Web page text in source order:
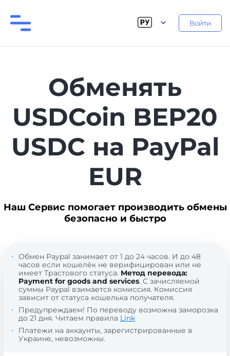
Войти
Обменять
USDCoin BEP20
USDC на PayPal
EUR
Наш Сервис помогает производить обмены
безопасно и быстро
Обмен Paypal занимает от 1 до 24 часов. И до 48
часов если кошелёк не верифицирован или не
имеет Трастового статуса. Метод перевода:
Payment for goods and services. С зачисляемой
суммы Paypal взимается комиссия. Комиссия
зависит от статуса кошелька получателя.
Предупреждаем! По переводу возможна заморозка
до 21 дня. Читаем правила Link
Платежи на аккаунты, зарегистрированные в
Украине, невозможны.